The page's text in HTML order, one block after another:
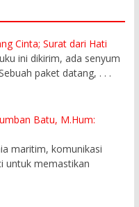
Cinta; Surat dari Hati
ini dikirim, ada senyum
paket datang, . . .
Batu, M.Hum:
maritim, komunikasi
untuk memastikan